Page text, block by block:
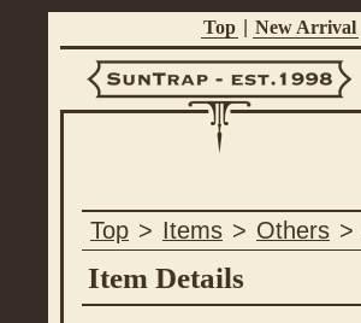
Top New Arrival
Est.1998
Top > Items > Others >
Item Details